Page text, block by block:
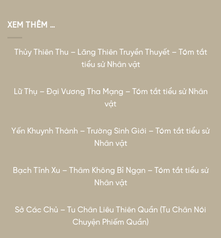
XEM THÊM …
Thủy Thiên Thu – Lăng Thiên Truyền Thuyết – Tóm tắt
tiểu sử Nhân vật
Lữ Thụ – Đại Vương Tha Mạng – Tóm tắt tiểu sử Nhân
vật
Yến Khuynh Thành – Trường Sinh Giới – Tóm tắt tiểu sử
Nhân vật
Bạch Tĩnh Xu – Thâm Không Bỉ Ngạn – Tóm tắt tiểu sử
Nhân vật
Sở Các Chủ – Tu Chân Liêu Thiên Quần (Tu Chân Nói
Chuyện Phiếm Quần)